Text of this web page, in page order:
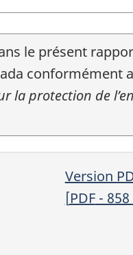
le présent
conformément
la protection de
Version
[PDF- 858